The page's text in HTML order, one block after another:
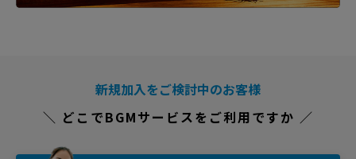
新規加入をご検討中のお客様
＼ どこでBGMサービスをご利用ですか ／